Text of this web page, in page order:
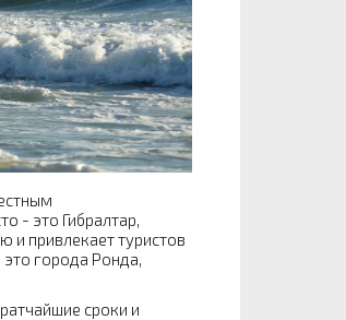
- это Гибралтар,
и привлекает туристов
города Ронда,
сроки и